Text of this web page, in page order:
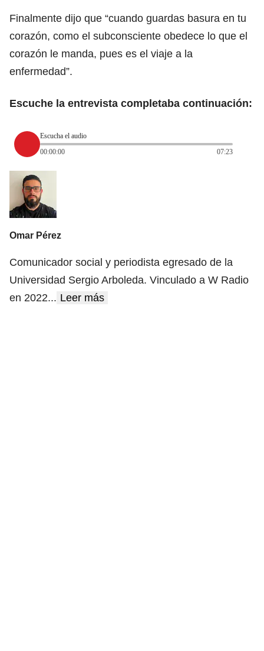
Finalmente dijo que “cuando guardas basura en tu
corazón, como el subconsciente obedece lo que el
corazón le manda, pues es el viaje a la
enfermedad”.
Escuche la entrevista completaba continuación:
Escucha el audio
00:00:00
07:23
Omar Pérez
Comunicador social y periodista egresado de la
Universidad Sergio Arboleda. Vinculado a W Radio
en 2022... Leer más